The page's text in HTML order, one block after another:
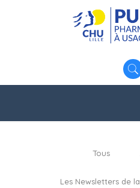
Tous
Les Newsletters de la